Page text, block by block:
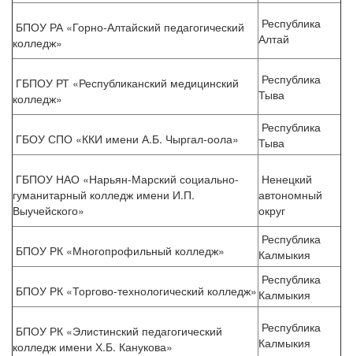
БПОУ РА «Горно-Алтайский педагогический
колледж»
Республика
Алтай
ГБПОУ РТ «Республиканский медицинский
колледж»
Республика
Тыва
ГБОУ СПО «ККИ имени А.Б. Чыргал-оола»
Республика
Тыва
ГБПОУ НАО «Нарьян-Марский социально-
гуманитарный колледж имени И.П.
Выучейского»
Ненецкий
автономный
округ
БПОУ РК «Многопрофильный колледж»
Республика
Калмыкия
БПОУ РК «Торгово-технологический колледж»
Республика
Калмыкия
БПОУ РК «Элистинский педагогический
колледж имени Х.Б. Канукова»
Республика
Калмыкия